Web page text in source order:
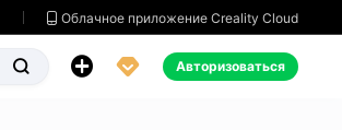
 Облачное приложение Creality Cloud
   Авторизоваться